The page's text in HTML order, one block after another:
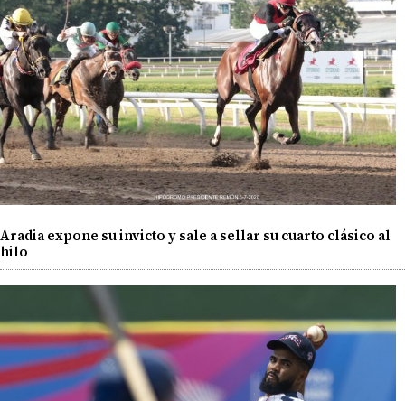
Aradia expone su invicto y sale a sellar su cuarto clásico al
hilo